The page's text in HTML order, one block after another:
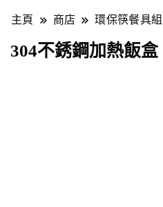
主頁 商店 環保筷餐具組
304不銹鋼加熱飯盒